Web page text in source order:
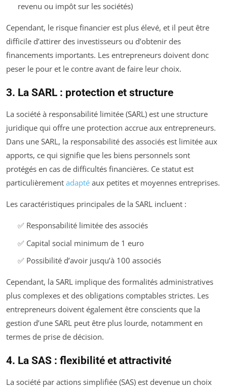
revenu ou impôt sur les sociétés)
Cependant, le risque financier est plus élevé, et il peut être
difficile d’attirer des investisseurs ou d’obtenir des
financements importants. Les entrepreneurs doivent donc
peser le pour et le contre avant de faire leur choix.
3. La SARL : protection et structure
La société à responsabilité limitée (SARL) est une structure
juridique qui offre une protection accrue aux entrepreneurs.
Dans une SARL, la responsabilité des associés est limitée aux
apports, ce qui signifie que les biens personnels sont
protégés en cas de difficultés financières. Ce statut est
particulièrement adapté aux petites et moyennes entreprises.
Les caractéristiques principales de la SARL incluent :
✅ Responsabilité limitée des associés
✅ Capital social minimum de 1 euro
✅ Possibilité d’avoir jusqu’à 100 associés
Cependant, la SARL implique des formalités administratives
plus complexes et des obligations comptables strictes. Les
entrepreneurs doivent également être conscients que la
gestion d’une SARL peut être plus lourde, notamment en
termes de prise de décision.
4. La SAS : flexibilité et attractivité
La société par actions simplifiée (SAS) est devenue un choix